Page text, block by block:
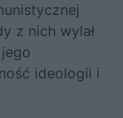
z nich wylał
ideologii i